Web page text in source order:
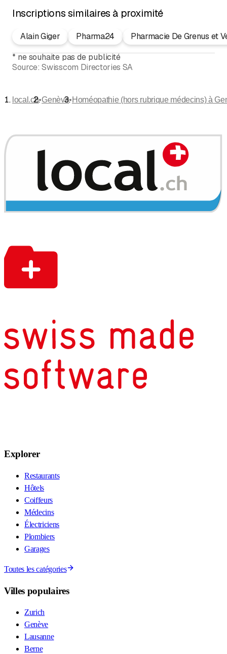
Inscriptions similaires à proximité
Alain Giger Pharma24
Pharmacie De Grenus et
* ne souhaite pas de publicité
Source: Swisscom Directories SA
local.ch•Genève•Homéopathie (hors rubrique médecins) à
Explorer
Restaurants
Hôtels
Coiffeurs
Médecins
Électriciens
Plombiers
Garages
Toutes les catégories
Villes populaires
Zurich
Genève
Lausanne
Berne